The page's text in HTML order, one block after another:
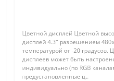
Цветной дисплей Цветной
дисплей 4.3" разрешением
температурой от -20 градусов.
дисплеев может быть
индивидуально (по RGB
предустановленные ц..